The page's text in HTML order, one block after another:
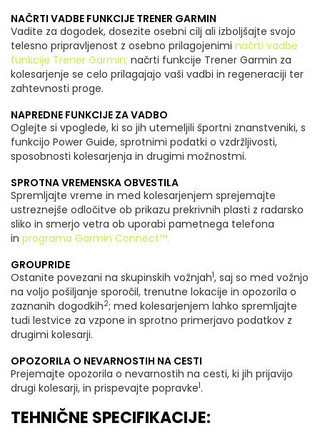
NAČRTI VADBE FUNKCIJE TRENER GARMIN
Vadite za dogodek, dosezite osebni cilj ali izboljšajte svojo
telesno pripravljenost z osebno prilagojenimi načrti vadbe
funkcije Trener Garmin; načrti funkcije Trener Garmin za
kolesarjenje se celo prilagajajo vaši vadbi in regeneraciji ter
zahtevnosti proge.
NAPREDNE FUNKCIJE ZA VADBO
Oglejte si vpoglede, ki so jih utemeljili športni znanstveniki, s
funkcijo Power Guide, sprotnimi podatki o vzdržljivosti,
sposobnosti kolesarjenja in drugimi možnostmi.
SPROTNA VREMENSKA OBVESTILA
Spremljajte vreme in med kolesarjenjem sprejemajte
ustreznejše odločitve ob prikazu prekrivnih plasti z radarsko
sliko in smerjo vetra ob uporabi pametnega telefona
in programa Garmin Connect™.
GROUPRIDE
Ostanite povezani na skupinskih vožnjah1, saj so med vožnjo
na voljo pošiljanje sporočil, trenutne lokacije in opozorila o
zaznanih dogodkih2; med kolesarjenjem lahko spremljajte
tudi lestvice za vzpone in sprotno primerjavo podatkov z
drugimi kolesarji.
OPOZORILA O NEVARNOSTIH NA CESTI
Prejemajte opozorila o nevarnostih na cesti, ki jih prijavijo
drugi kolesarji, in prispevajte popravke1.
TEHNIČNE SPECIFIKACIJE: